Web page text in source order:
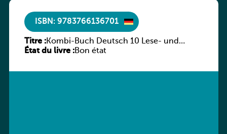
ISBN: 9783766136701
Titre :Kombi-Buch Deutsch 10 Lese- und
Sprachbuch
État du livre :Bon état